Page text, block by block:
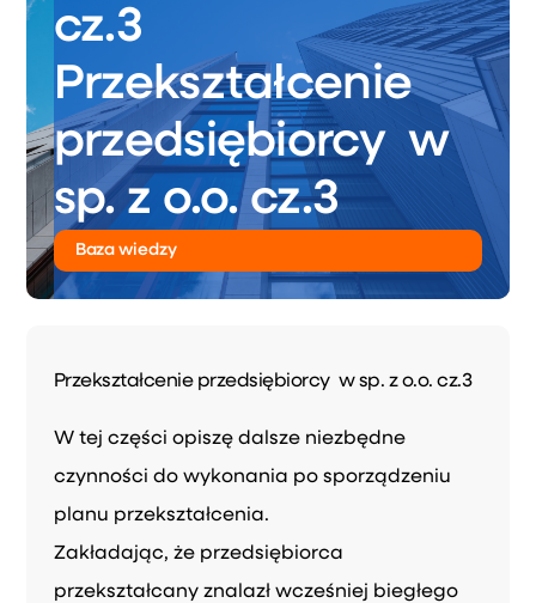
cz.3
Przekształcenie
przedsiębiorcy w
sp. z o.o. cz.3
Baza wiedzy
Przekształcenie przedsiębiorcy w sp. z o.o. cz.3
W tej części opiszę dalsze niezbędne
czynności do wykonania po sporządzeniu
planu przekształcenia.
Zakładając, że przedsiębiorca
przekształcany znalazł wcześniej biegłego